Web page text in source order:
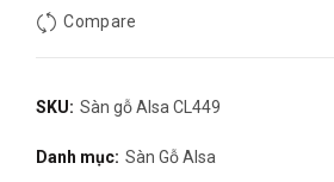
Compare
SKU: Sàn gỗ Alsa CL449
Danh mục: Sàn Gỗ Alsa